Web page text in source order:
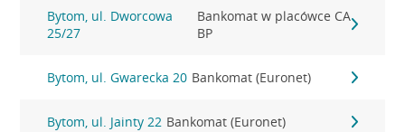
Bytom, ul. Dworcowa
25/27
Bankomat w placówce CA
BP
Bytom, ul. Gwarecka 20 Bankomat (Euronet)
Bytom, ul. Jainty 22 Bankomat (Euronet)